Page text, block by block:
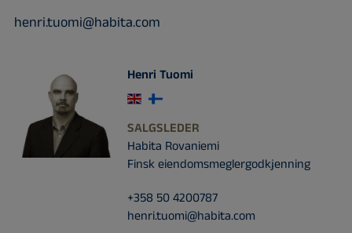
henri.tuomi@habita.com
Henri Tuomi
SALGSLEDER
Habita Rovaniemi
Finsk eiendomsmeglergodkjenning
+358 50 4200787
henri.tuomi@habita.com